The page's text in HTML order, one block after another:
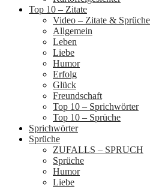
Top 10 – Zitate
Video – Zitate & Sprüche
Allgemein
Leben
Liebe
Humor
Erfolg
Glück
Freundschaft
Top 10 – Sprichwörter
Top 10 – Sprüche
Sprichwörter
Sprüche
ZUFALLS – SPRUCH
Sprüche
Humor
Liebe